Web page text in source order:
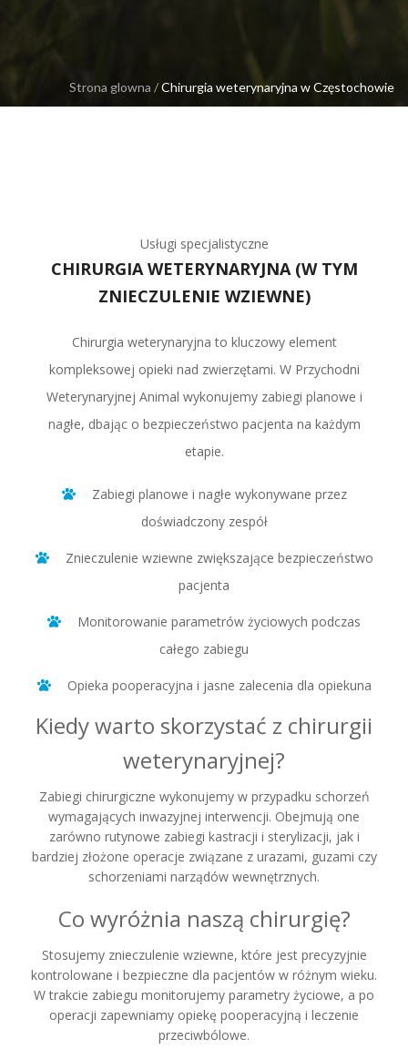
Strona glowna /Chirurgia weterynaryjna w Częstochowie
Usługi specjalistyczne
CHIRURGIA WETERYNARYJNA (W TYM
ZNIECZULENIE WZIEWNE)
Chirurgia weterynaryjna to kluczowy element
kompleksowej opieki nad zwierzętami. W Przychodni
Weterynaryjnej Animal wykonujemy zabiegi planowe i
nagłe, dbając o bezpieczeństwo pacjenta na każdym
etapie.
Zabiegi planowe i nagłe wykonywane przez
doświadczony zespół
Znieczulenie wziewne zwiększające bezpieczeństwo
pacjenta
Monitorowanie parametrów życiowych podczas
całego zabiegu
Opieka pooperacyjna i jasne zalecenia dla opiekuna
Kiedy warto skorzystać z chirurgii
weterynaryjnej?
Zabiegi chirurgiczne wykonujemy w przypadku schorzeń
wymagających inwazyjnej interwencji. Obejmują one
zarówno rutynowe zabiegi kastracji i sterylizacji, jak i
bardziej złożone operacje związane z urazami, guzami czy
schorzeniami narządów wewnętrznych.
Co wyróżnia naszą chirurgię?
Stosujemy znieczulenie wziewne, które jest precyzyjnie
kontrolowane i bezpieczne dla pacjentów w różnym wieku.
W trakcie zabiegu monitorujemy parametry życiowe, a po
operacji zapewniamy opiekę pooperacyjną i leczenie
przeciwbólowe.